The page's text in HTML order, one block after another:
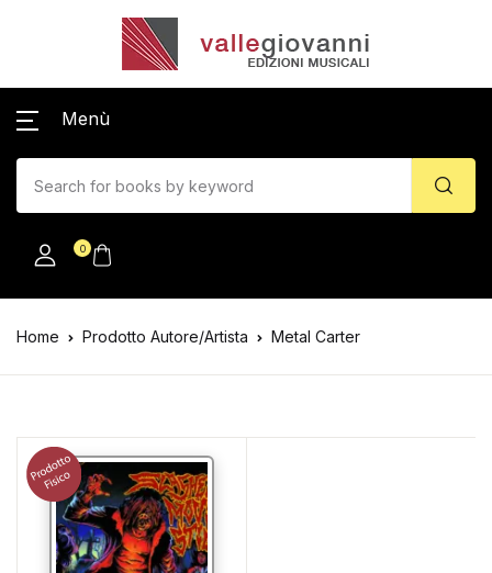
Menù
0
Home Prodotto Autore/Artista Metal Carter